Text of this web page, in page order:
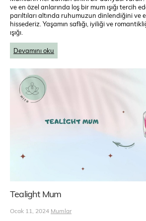
ve en özel anlarında loş bir mum ışığı tercih
parıltıları altında ruhumuzun dinlendiğini ve
hissederiz. Yaşamın saflığı, iyiliği ve
ışığı.
Devamını oku
Tealight Mum
Ocak 11, 2024 Mumlar